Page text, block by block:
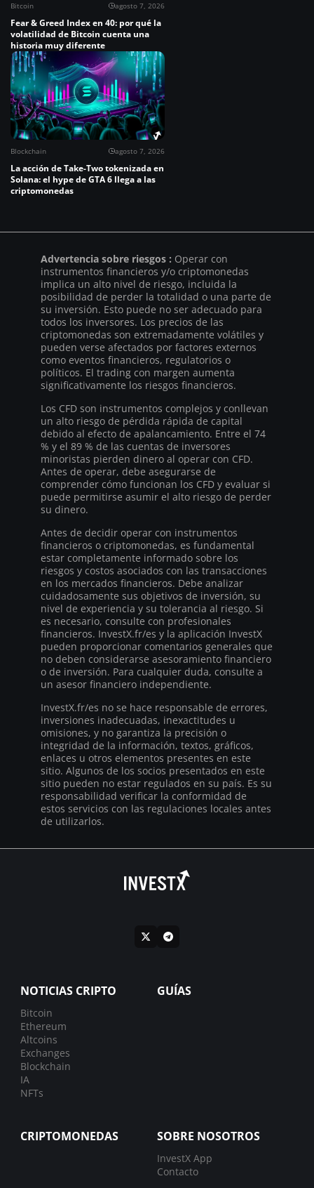
Bitcoin agosto 7, 2026
Fear & Greed Index en 40: por qué la
volatilidad de Bitcoin cuenta una
historia muy diferente
Blockchain agosto 7, 2026
La acción de Take-Two tokenizada en
Solana: el hype de GTA 6 llega a las
criptomonedas
Advertencia sobre riesgos : Operar con
instrumentos financieros y/o criptomonedas
implica un alto nivel de riesgo, incluida la
posibilidad de perder la totalidad o una parte de
su inversión. Esto puede no ser adecuado para
todos los inversores. Los precios de las
criptomonedas son extremadamente volátiles y
pueden verse afectados por factores externos
como eventos financieros, regulatorios o
políticos. El trading con margen aumenta
significativamente los riesgos financieros.
Los CFD son instrumentos complejos y conllevan
un alto riesgo de pérdida rápida de capital
debido al efecto de apalancamiento. Entre el 74
% y el 89 % de las cuentas de inversores
minoristas pierden dinero al operar con CFD.
Antes de operar, debe asegurarse de
comprender cómo funcionan los CFD y evaluar si
puede permitirse asumir el alto riesgo de perder
su dinero.
Antes de decidir operar con instrumentos
financieros o criptomonedas, es fundamental
estar completamente informado sobre los
riesgos y costos asociados con las transacciones
en los mercados financieros. Debe analizar
cuidadosamente sus objetivos de inversión, su
nivel de experiencia y su tolerancia al riesgo. Si
es necesario, consulte con profesionales
financieros. InvestX.fr/es y la aplicación InvestX
pueden proporcionar comentarios generales que
no deben considerarse asesoramiento financiero
o de inversión. Para cualquier duda, consulte a
un asesor financiero independiente.
InvestX.fr/es no se hace responsable de errores,
inversiones inadecuadas, inexactitudes u
omisiones, y no garantiza la precisión o
integridad de la información, textos, gráficos,
enlaces u otros elementos presentes en este
sitio. Algunos de los socios presentados en este
sitio pueden no estar regulados en su país. Es su
responsabilidad verificar la conformidad de
estos servicios con las regulaciones locales antes
de utilizarlos.
NOTICIAS CRIPTO
Bitcoin
Ethereum
Altcoins
Exchanges
Blockchain
IA
NFTs
GUÍAS
CRIPTOMONEDAS SOBRE NOSOTROS
InvestX App
Contacto